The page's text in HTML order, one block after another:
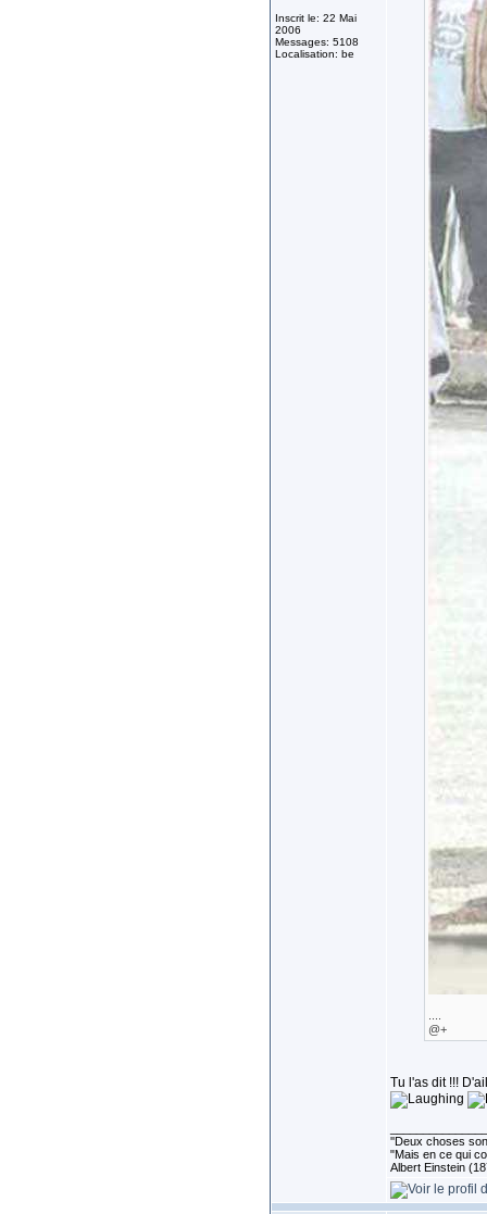
Inscrit le: 22 Mai
2006
Messages: 5108
Localisation: be
@+
Tu l'as dit !!!
''Deux choses
"Mais en ce qui
Albert Einstein